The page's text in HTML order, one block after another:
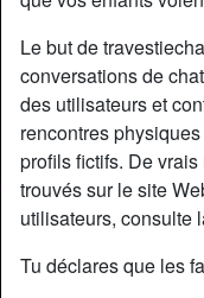
Le but de
conversations de
des utilisateurs et
rencontres
profils fictifs. De
trouvés sur le site
utilisateurs, consulte
Tu déclares que les
starAjouter